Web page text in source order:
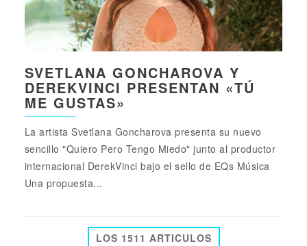
SVETLANA GONCHAROVA Y
DEREKVINCI PRESENTAN «TÚ
ME GUSTAS»
La artista Svetlana Goncharova presenta su nuevo
sencillo "Quiero Pero Tengo Miedo" junto al productor
internacional DerekVinci bajo el sello de EQs Música
Una propuesta...
LOS 1511 ARTICULOS